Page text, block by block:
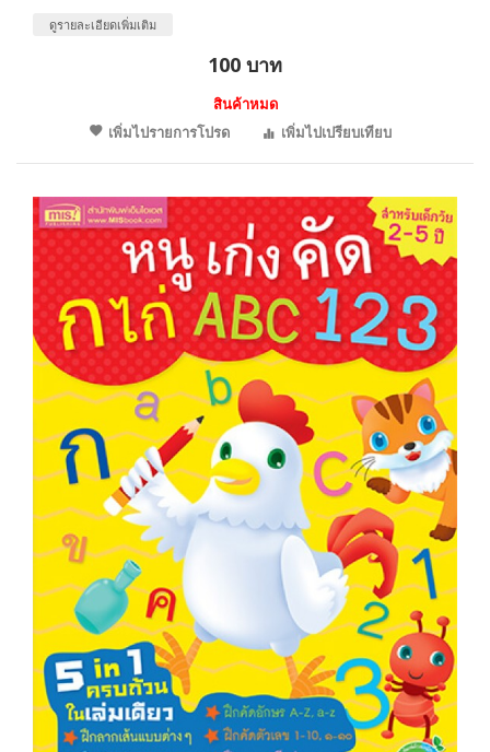
ดูรายละเอียดเพิ่มเติม
100 บาท
สินค้าหมด
เพิ่มไปรายการโปรด
เพิ่มไปเปรียบเทียบ